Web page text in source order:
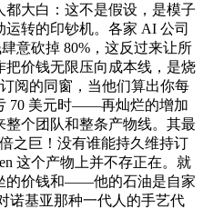
大白：这不是假设，是模子
转的印钞机。各家 AI 公司
意砍掉 80%，这反过来让所
价钱无限压向成本线，是烧
阅的同窗，当他们算出你每
70 美元时——再灿烂的增加
个团队和整条产物线。其最
之巨！没有谁能持久维持订
这个产物上并不存正在。就
的价钱和——他的石油是自家
诺基亚那种一代人的手艺代